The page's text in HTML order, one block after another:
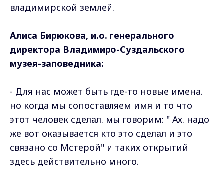
владимирской землей.
Алиса Бирюкова, и.о. генерального
директора Владимиро-Суздальского
музея-заповедника:
- Для нас может быть где-то новые имена.
но когда мы сопоставляем имя и то что
этот человек сделал. мы говорим: " Ах. надо
же вот оказывается кто это сделал и это
связано со Мстерой" и таких открытий
здесь действительно много.